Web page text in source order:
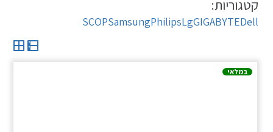
קטגוריות:
Dell
GIGABYTE
Lg
Philips
Samsung
SCOP
במלאי